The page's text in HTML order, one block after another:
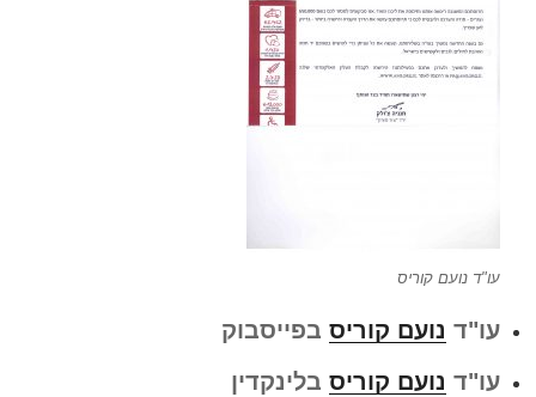
עו"ד נועם קוריס
עו"ד נועם קוריס בפייסבוק
עו"ד נועם קוריס בלינקדין